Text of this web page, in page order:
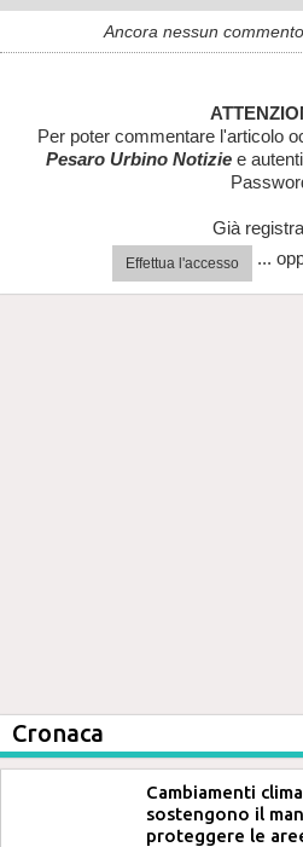
Ancora nessun
Per poter commentare l'articolo
Pesaro Urbino Notiziee
Già
Effettua l'accesso ...
Cronaca
Cambiamenti
sostengono il
proteggere le